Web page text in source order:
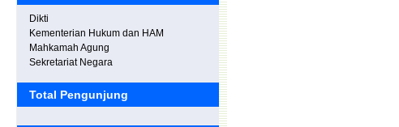
Dikti
Kementerian Hukum dan HAM
Mahkamah Agung
Sekretariat Negara
Total Pengunjung